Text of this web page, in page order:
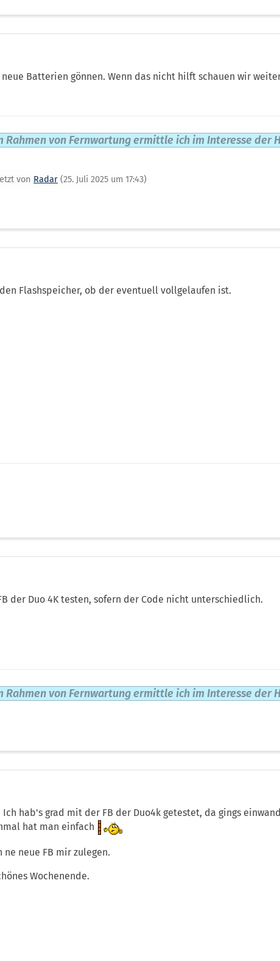
Batterien gönnen. Wenn das nicht hilft schauen wir
Rahmen von Fernwartung ermittle ich im Interesse der
von Radar (25. Juli 2025 um 17:43)
Flashspeicher, ob der eventuell vollgelaufen ist.
der Duo 4K testen, sofern der Code nicht unterschiedlich.
Rahmen von Fernwartung ermittle ich im Interesse der
hab's grad mit der FB der Duo4k getestet, da gings
hat man einfach
neue FB mir zulegen.
Wochenende.